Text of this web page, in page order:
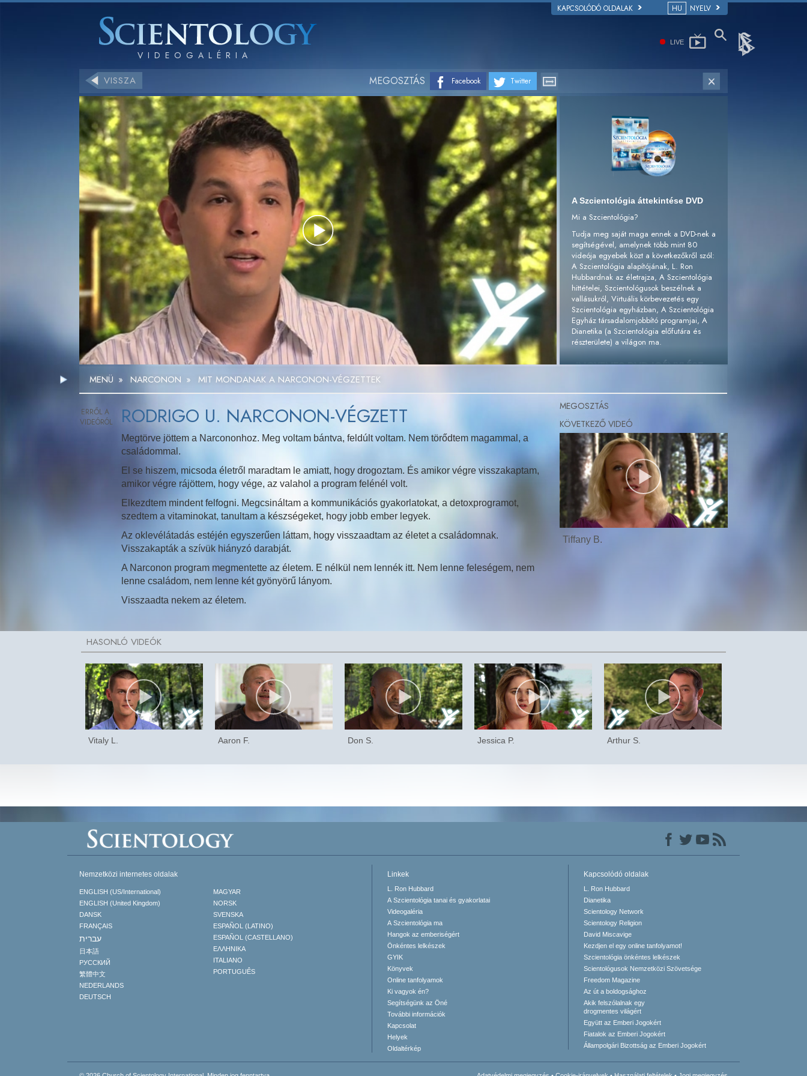
KAPCSOLÓDÓ OLDALAK HU NYELV
LIVE
VISSZA MEGOSZTÁS Facebook Twitter
Play
Video
MENÜ » NARCONON » MIT MONDANAK A NARCONON-VÉGZETTEK
A Szcientológia áttekintése DVD
Mi a Szcientológia?
Tudja meg saját maga ennek a DVD-nek a
segítségével, amelynek több mint 80
videója egyebek közt a következőkről szól:
A Szcientológia alapítójának, L. Ron
Hubbardnak az életrajza, A Szcientológia
hittételei, Szcientológusok beszélnek a
vallásukról, Virtuális körbevezetés egy
Szcientológia egyházban, A Szcientológia
Egyház társadalomjobbító programjai, A
Dianetika (a Szcientológia előfutára és
részterülete) a világon ma.
INGYENES DVD IGÉNYLÉSE »
RODRIGO U. NARCONON-VÉGZETT
Megtörve jöttem a Narcononhoz. Meg voltam bántva, feldúlt voltam. Nem törődtem magammal, a
családommal.
El se hiszem, micsoda életről maradtam le amiatt, hogy drogoztam. És amikor végre visszakaptam,
amikor végre rájöttem, hogy vége, az valahol a program felénél volt.
Elkezdtem mindent felfogni. Megcsináltam a kommunikációs gyakorlatokat, a detoxprogramot,
szedtem a vitaminokat, tanultam a készségeket, hogy jobb ember legyek.
Az oklevélátadás estéjén egyszerűen láttam, hogy visszaadtam az életet a családomnak.
Visszakapták a szívük hiányzó darabját.
A Narconon program megmentette az életem. E nélkül nem lennék itt. Nem lenne feleségem, nem
lenne családom, nem lenne két gyönyörű lányom.
Visszaadta nekem az életem.
MEGOSZTÁS
Tiffany B.
Vitaly L. Aaron F. Don S. Jessica P. Arthur S.
Nemzetközi internetes oldalak
ENGLISH (US/International)
ENGLISH (United Kingdom)
DANSK
FRANÇAIS
עברית
日本語
РУССКИЙ
繁體中文
NEDERLANDS
DEUTSCH
MAGYAR
NORSK
SVENSKA
ESPAÑOL (LATINO)
ESPAÑOL (CASTELLANO)
ΕΛΛΗΝΙΚA
ITALIANO
PORTUGUÊS
Linkek
L. Ron Hubbard
A Szcientológia tanai és gyakorlatai
Videogaléria
A Szcientológia ma
Hangok az emberiségért
Önkéntes lelkészek
GYIK
Könyvek
Online tanfolyamok
Ki vagyok én?
Segítségünk az Öné
További információk
Kapcsolat
Helyek
Oldaltérkép
Kapcsolódó oldalak
L. Ron Hubbard
Dianetika
Scientology Network
Scientology Religion
David Miscavige
Kezdjen el egy online tanfolyamot!
Szcientológia önkéntes lelkészek
Scientológusok Nemzetközi Szövetsége
Freedom Magazine
Az út a boldogsághoz
Akik felszólalnak egy
drogmentes világért
Együtt az Emberi Jogokért
Fiatalok az Emberi Jogokért
Állampolgári Bizottság az Emberi Jogokért